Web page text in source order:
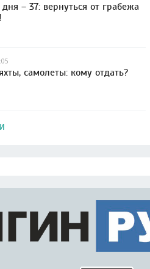
дня – 37: вернуться от грабежа
самолеты: кому отдать?